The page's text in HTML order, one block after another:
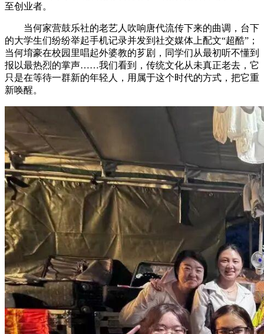
至创业者。
当何家营鼓乐社的老艺人吹响唐代流传下来的曲调，台下
的大学生们纷纷举起手机记录并发到社交媒体上配文“超酷”；
当何堉豪在校园里唱起外婆教的芗剧，同学们从最初听不懂到
报以最热烈的掌声……我们看到，传统文化从未真正老去，它
只是在等待一群新的年轻人，用属于这个时代的方式，把它重
新唤醒。